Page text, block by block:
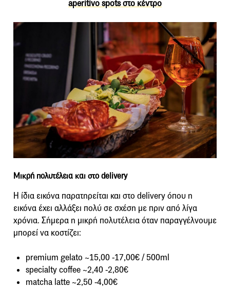
aperitivo spots στο κέντρο
Μικρή πολυτέλεια και στο delivery
Η ίδια εικόνα παρατηρείται και στο delivery όπου η
εικόνα έχει αλλάξει πολύ σε σχέση με πριν από λίγα
χρόνια. Σήμερα η μικρή πολυτέλεια όταν παραγγέλνουμε
μπορεί να κοστίζει:
premium gelato ~15,00 -17,00€ / 500ml
specialty coffee ~2,40 -2,80€
matcha latte ~2,50 -4,00€